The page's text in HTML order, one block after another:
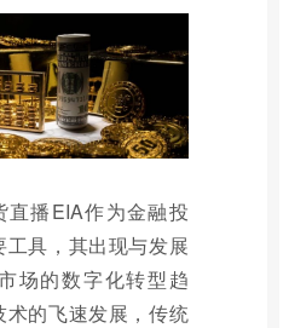
直播EIA作为金融投
具，其出现与发展
场的数字化转型趋
的飞速发展，传统